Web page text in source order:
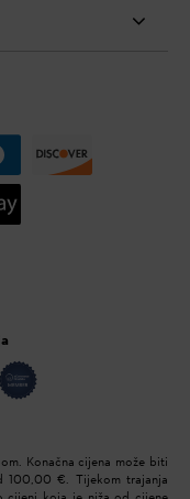
Konačna cijena može biti
100,00 €. Tijekom trajanja